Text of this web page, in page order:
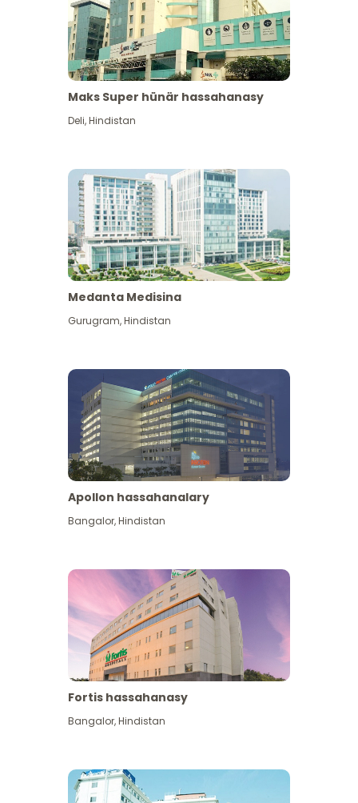
Has giňişleýin gör
Maks Super hünär hassahanasy
Deli,Hindistan
Medanta Medisina
Gurugram,Hindistan
Apollon hassahanalary
Bangalor,Hindistan
Fortis hassahanasy
Bangalor,Hindistan